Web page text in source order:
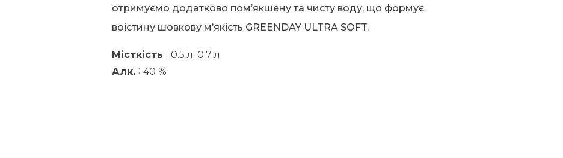
отримуємо додатково пом’якшену та чисту воду, що формує
воістину шовкову м’якість GREENDAY ULTRA SOFT.
Місткість : 0.5 л; 0.7 л
Алк. : 40 %